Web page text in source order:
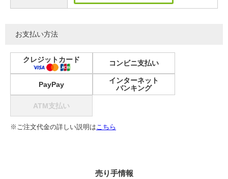
お支払い方法
クレジットカード コンビニ支払い
PayPay
インターネット
バンキング
ATM支払い
※ご注文代金の詳しい説明はこちら
売り手情報